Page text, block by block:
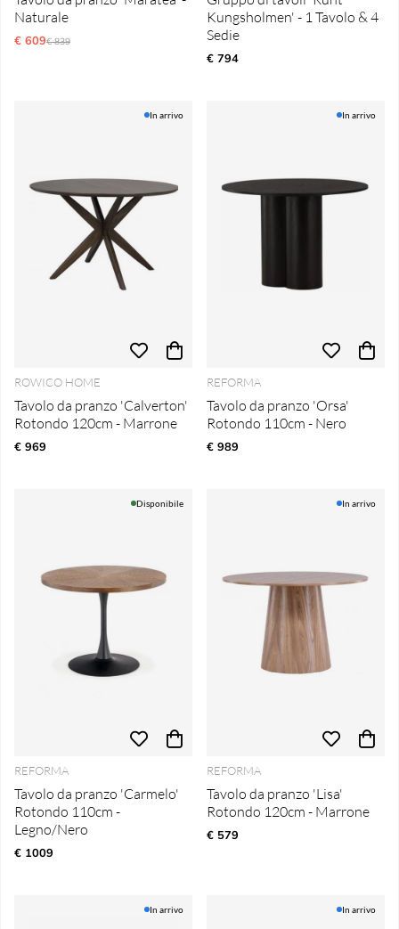
Naturale
€ 609Prezzo ordinario:
€ 839
Kungsholmen' - 1 Tavolo & 4
Sedie
€ 794
In arrivo
ROWICO HOME
Tavolo da pranzo 'Calverton'
Rotondo 120cm - Marrone
€ 969
In arrivo
REFORMA
Tavolo da pranzo 'Orsa'
Rotondo 110cm - Nero
€ 989
Disponibile
REFORMA
Tavolo da pranzo 'Carmelo'
Rotondo 110cm -
Legno/Nero
€ 1009
In arrivo
REFORMA
Tavolo da pranzo 'Lisa'
Rotondo 120cm - Marrone
€ 579
In arrivo In arrivo